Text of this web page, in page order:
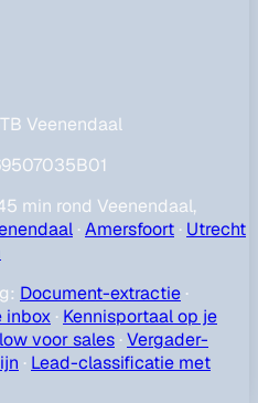
Veenendaal
min rond Veenendaal,
·Amersfoort · Utrecht
: Document-extractie ·
inbox · Kennisportaal op je
voor sales ·Vergader-
· Lead-classificatie met